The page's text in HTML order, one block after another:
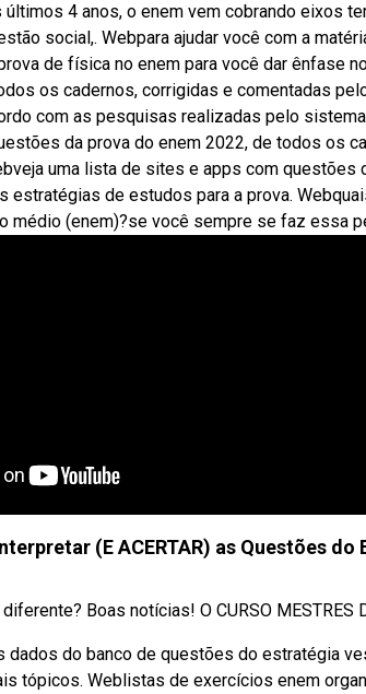
4 anos, o enem vem cobrando eixos
social,. Webpara ajudar você com a
de física no enem para você dar ênfase
os cadernos, corrigidas e comentadas
com as pesquisas realizadas pelo
da prova do enem 2022, de todos os
uma lista de sites e apps com questões
estratégias de estudos para a prova.
médio (enem)?se você sempre se faz essa
(E ACERTAR) as Questões do
Boas notícias! O CURSO MESTRES
do banco de questões do estratégia
tópicos. Weblistas de exercícios enem